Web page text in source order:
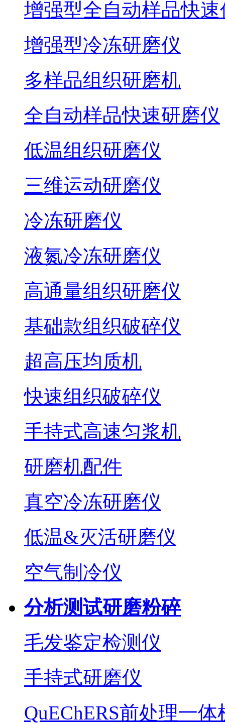
增强型全自动样品快速
增强型冷冻研磨仪
多样品组织研磨机
全自动样品快速研磨仪
低温组织研磨仪
三维运动研磨仪
冷冻研磨仪
液氮冷冻研磨仪
高通量组织研磨仪
基础款组织破碎仪
超高压均质机
快速组织破碎仪
手持式高速匀浆机
研磨机配件
真空冷冻研磨仪
低温&灭活研磨仪
空气制冷仪
分析测试研磨粉碎
毛发鉴定检测仪
手持式研磨仪
QuEChERS前处理一体